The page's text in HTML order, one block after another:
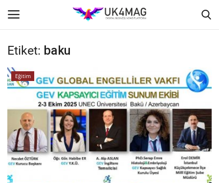
Giriş yapmak
Ana Sayfa
TVNET
TOPLUM
İş Platformu
Etiket: baku
Eğitim